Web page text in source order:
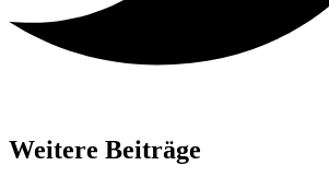
Weitere Beiträge